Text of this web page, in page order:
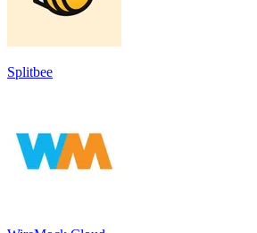
Splitbee